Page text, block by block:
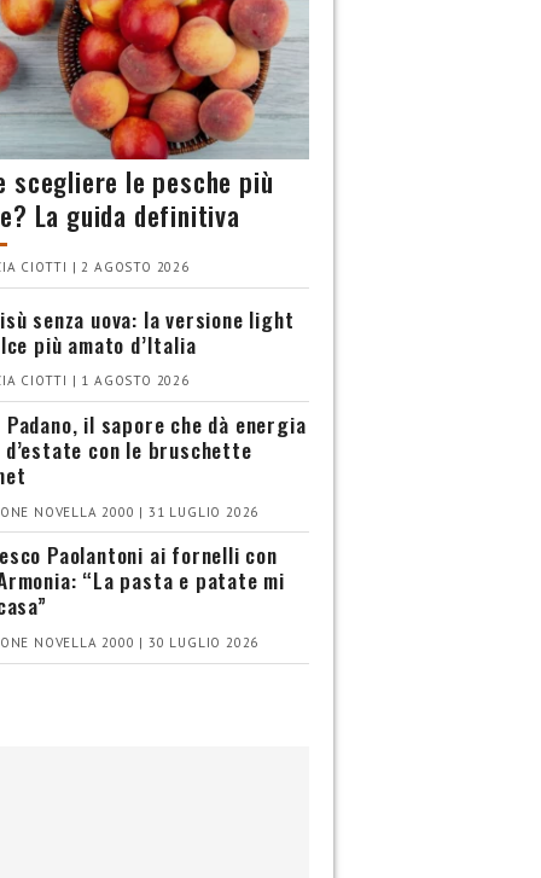
scegliere le pesche più
La guida definitiva
CIOTTI | 2 AGOSTO 2026
senza uova: la versione light
più amato d’Italia
CIOTTI | 1 AGOSTO 2026
Padano, il sapore che dà energia
d’estate con le bruschette
NOVELLA 2000 | 31 LUGLIO 2026
Paolantoni ai fornelli con
“La pasta e patate mi
NOVELLA 2000 | 30 LUGLIO 2026